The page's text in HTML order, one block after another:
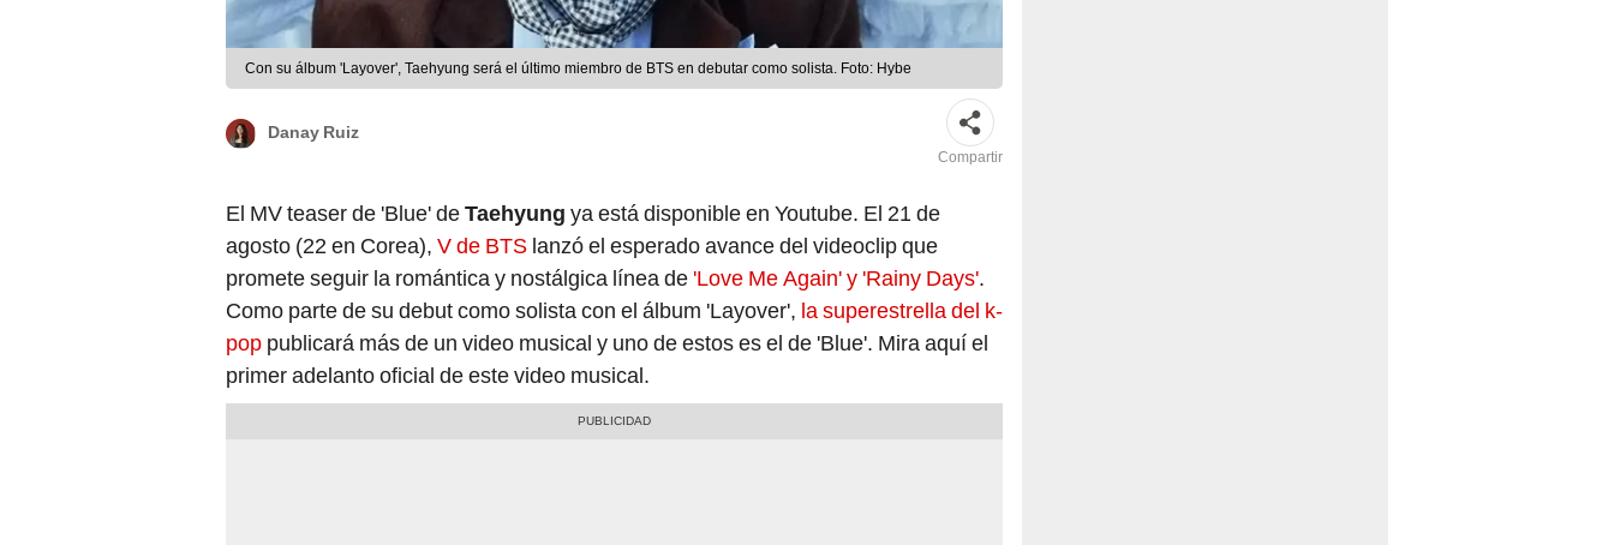
Con su álbum 'Layover', Taehyung será el último miembro de BTS en debutar como solista. Foto: Hybe
Danay Ruiz
Compartir
El MV teaser de 'Blue' deTaehyung ya está disponible en Youtube. El 21 de
agosto (22 en Corea), V de BTS lanzó el esperado avance del videoclip que
promete seguir la romántica y nostálgica línea de 'Love Me Again' y 'Rainy Days'.
Como parte de su debut como solista con el álbum 'Layover', la superestrella del k-
pop publicará más de un video musical y uno de estos es el de 'Blue'. Mira aquí el
primer adelanto oficial de este video musical.